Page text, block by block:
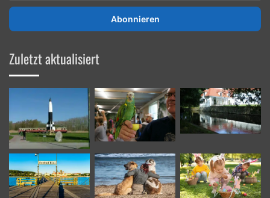
ihre
Mailadresse
Zuletzt aktualisiert